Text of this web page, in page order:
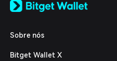
日本語
Español (Latinoamérica)
Italiano
Sobre nós
Bitget Wallet X